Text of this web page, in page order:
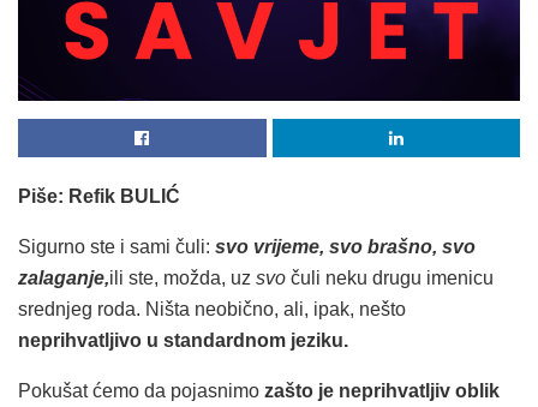
Piše: Refik BULIĆ
Sigurno ste i sami čuli: svo vrijeme, svo brašno, svo
zalaganje,ili ste, možda, uz svo čuli neku drugu imenicu
srednjeg roda. Ništa neobično, ali, ipak, nešto
neprihvatljivo u standardnom jeziku.
Pokušat ćemo da pojasnimo zašto je neprihvatljiv oblik